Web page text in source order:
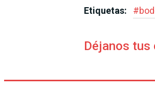
Etiquetas: #
Déjanos tus